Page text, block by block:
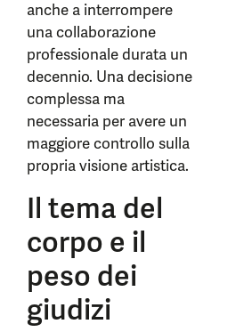
anche a interrompere
una collaborazione
professionale durata un
decennio. Una decisione
complessa ma
necessaria per avere un
maggiore controllo sulla
propria visione artistica.
Il tema del
corpo e il
peso dei
giudizi